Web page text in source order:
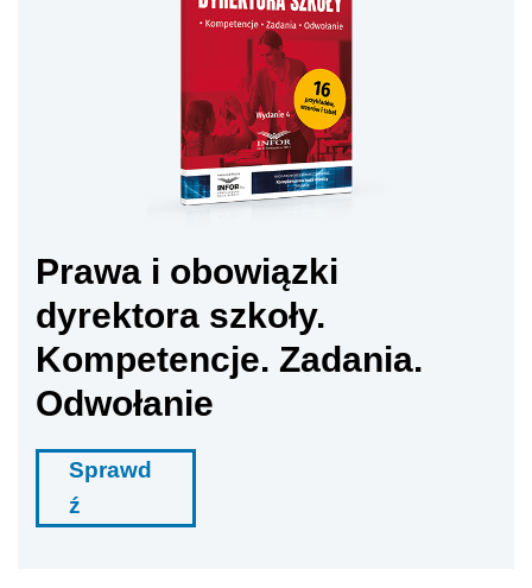
Prawa i obowiązki
dyrektora szkoły.
Kompetencje. Zadania.
Odwołanie
Sprawd
ź